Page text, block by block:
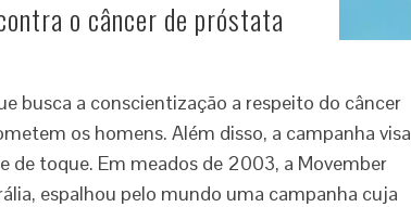
o câncer de próstata
busca a conscientização a respeito do câncer
os homens. Além disso, a campanha visa
de toque. Em meados de 2003, a Movember
espalhou pelo mundo uma campanha cuja